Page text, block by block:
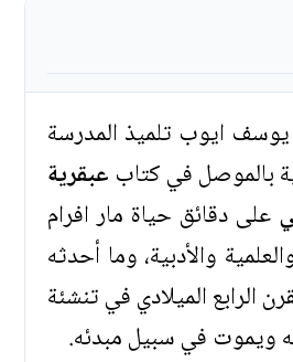
ايوب تلميذ المدرسة
بالموصل في كتاب عبقرية
على دقائق حياة مار افرام
والأدبية، وما أحدثه
الرابع الميلادي في تنشئة
ويموت في سبيل مبدئه.